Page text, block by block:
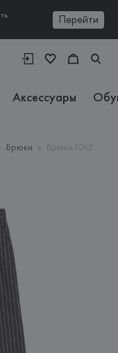
Перейти
Аксессуары
Брюки
Брюки IOLE